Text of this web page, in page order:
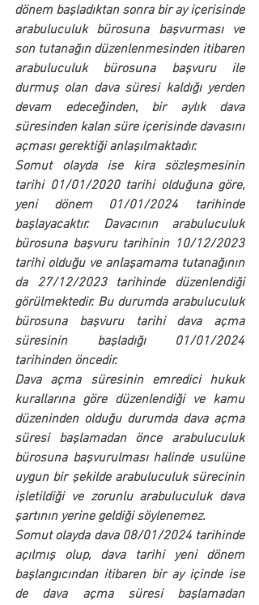
dönem başladıktan sonra bir ay içerisinde
arabuluculuk bürosuna başvurması ve
son tutanağın düzenlenmesinden itibaren
arabuluculuk bürosuna başvuru ile
durmuş olan dava süresi kaldığı yerden
devam edeceğinden, bir aylık dava
süresinden kalan süre içerisinde davasını
açması gerektiği anlaşılmaktadır.
Somut olayda ise kira sözleşmesinin
tarihi 01/01/2020 tarihi olduğuna göre,
yeni dönem 01/01/2024 tarihinde
başlayacaktır. Davacının arabuluculuk
bürosuna başvuru tarihinin 10/12/2023
tarihi olduğu ve anlaşamama tutanağının
da 27/12/2023 tarihinde düzenlendiği
görülmektedir. Bu durumda arabuluculuk
bürosuna başvuru tarihi dava açma
süresinin başladığı 01/01/2024
tarihinden öncedir.
Dava açma süresinin emredici hukuk
kurallarına göre düzenlendiği ve kamu
düzeninden olduğu durumda dava açma
süresi başlamadan önce arabuluculuk
bürosuna başvurulması halinde usulüne
uygun bir şekilde arabuluculuk sürecinin
işletildiği ve zorunlu arabuluculuk dava
şartının yerine geldiği söylenemez.
Somut olayda dava 08/01/2024 tarihinde
açılmış olup, dava tarihi yeni dönem
başlangıcından itibaren bir ay içinde ise
de dava açma süresi başlamadan